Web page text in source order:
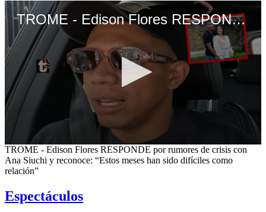
TROME - Edison Flores RESPONDE por rumores de crisis con Ana Siuchi y reconoce: “Estos meses han sido difíciles como relación”
0
seconds
of
3
43
seconds
TROME - Edison Flores RESPONDE por rumores de crisis con
Ana Siuchi y reconoce: “Estos meses han sido difíciles como
relación”
Espectáculos